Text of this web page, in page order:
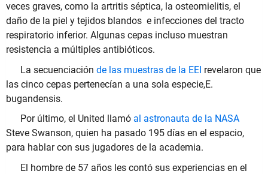
veces graves, como la artritis séptica, la osteomielitis, el
daño de la piel y tejidos blandos e infecciones del tracto
respiratorio inferior. Algunas cepas incluso muestran
resistencia a múltiples antibióticos.
La secuenciación de las muestras de la EEI revelaron que
las cinco cepas pertenecían a una sola especie,E.
bugandensis.
Por último, el United llamó al astronauta de la NASA
Steve Swanson, quien ha pasado 195 días en el espacio,
para hablar con sus jugadores de la academia.
El hombre de 57 años les contó sus experiencias en el